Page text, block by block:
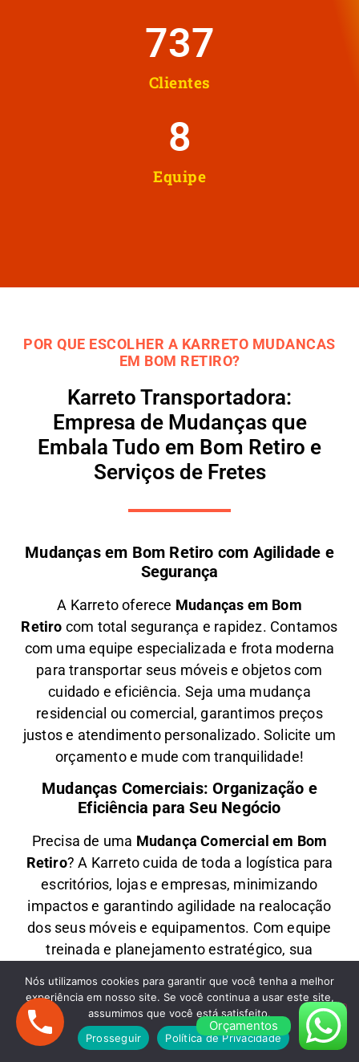
Clientes
737
Equipe
8
POR QUE ESCOLHER A KARRETO MUDANCAS
EM BOM RETIRO?
Karreto Transportadora:
Empresa de Mudanças que
Embala Tudo em Bom Retiro e
Serviços de Fretes
Mudanças em Bom Retiro com Agilidade e
Segurança
A Karretooferece Mudanças em Bom
Retiro com total segurança e rapidez. Contamos
com uma equipe especializada e frota moderna
para transportar seus móveis e objetos com
cuidado e eficiência. Seja uma mudança
residencial ou comercial , garantimos preços
justos e atendimento personalizado. Solicite um
orçamento e mude com tranquilidade!
Mudanças Comerciais: Organização e
Eficiência para Seu Negócio
Precisa de uma Mudança Comercial em Bom
Retiro? A Karretocuida de toda a logística para
escritórios, lojas e empresas, minimizando
impactos e garantindo agilidade na realocação
dos seus móveis e equipamentos. Com equipe
treinada e planejamento estratégico, sua
endereço.
Fretes em Bom Retiro: Transporte Rápido e
Econômico
Orçamentos
Nós utilizamos cookies para garantir que você tenha a melhor
experiência em nosso site. Se você continua a usar este site,
assumimos que você está satisfeito.
Prosseguir
Política de Privacidade